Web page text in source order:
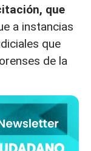
que
a instancias
que
de la